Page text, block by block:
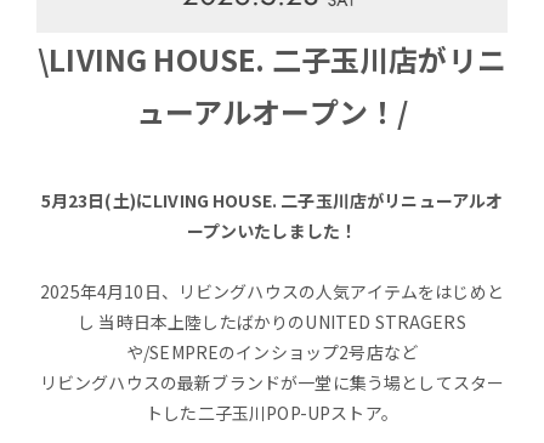
\LIVING HOUSE. 二子玉川店がリニ
ューアルオープン！/
5月23日(土)にLIVING HOUSE. 二子玉川店がリニューアルオ
ープンいたしました！
2025年4月10日、リビングハウスの人気アイテムをはじめと
し 当時日本上陸したばかりのUNITED STRAGERS
や/SEMPREのインショップ2号店など
リビングハウスの最新ブランドが一堂に集う場としてスター
トした二子玉川POP-UPストア。